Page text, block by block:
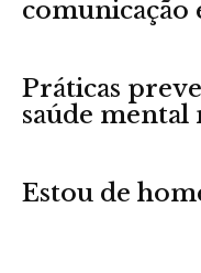
comunicação
Práticas
saúde mental
Estou de